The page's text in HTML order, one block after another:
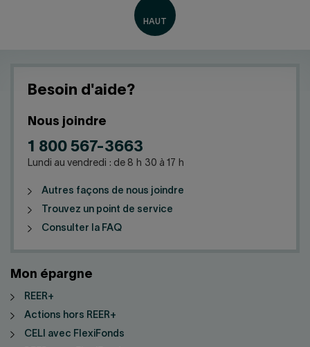
Besoin d'aide?
Nous joindre
1 800 567-3663
Lundi au vendredi : de 8 h 30 à 17 h
Autres façons de nous joindre
Trouvez un point de service
Consulter la FAQ
Mon épargne
REER+
Actions hors REER+
CELI avec FlexiFonds